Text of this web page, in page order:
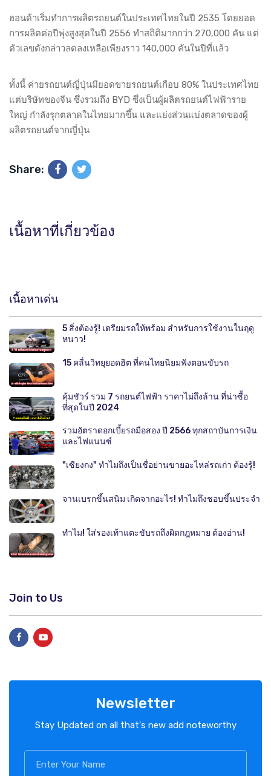
ฮอนด้าเริ่มทำการผลิตรถยนต์ในประเทศไทยในปี 2535 โดยยอด
การผลิตต่อปีพุ่งสูงสุดในปี 2556 ทำสถิติมากกว่า 270,000 คัน แต่
ตัวเลขดังกล่าวลดลงเหลือเพียงราว 140,000 คันในปีที่แล้ว
ทั้งนี้ ค่ายรถยนต์ญี่ปุ่นมียอดขายรถยนต์เกือบ 80% ในประเทศไทย
แต่บริษัทของจีน ซึ่งรวมถึง BYD ซึ่งเป็นผู้ผลิตรถยนต์ไฟฟ้าราย
ใหญ่ กำลังรุกตลาดในไทยมากขึ้น และแย่งส่วนแบ่งตลาดของผู้
ผลิตรถยนต์จากญี่ปุ่น
Share:
เนื้อหาที่เกี่ยวข้อง
เนื้อหาเด่น
5 สิ่งต้องรู้! เตรียมรถให้พร้อม สำหรับการใช้งานในฤดู
หนาว!
15 คลื่นวิทยุยอดฮิต ที่คนไทยนิยมฟังตอนขับรถ
คุ้มชัวร์ รวม 7 รถยนต์ไฟฟ้า ราคาไม่ถึงล้าน ที่น่าซื้อ
ที่สุดในปี 2024
รวมอัตราดอกเบี้ยรถมือสอง ปี 2566 ทุกสถาบันการเงิน
และไฟแนนซ์
"เซียงกง" ทำไมถึงเป็นชื่อย่านขายอะไหล่รถเก่า ต้องรู้!
จานเบรกขึ้นสนิม เกิดจากอะไร! ทำไมถึงชอบขึ้นประจำ
ทำไม! ใส่รองเท้าแตะขับรถถึงผิดกฎหมาย ต้องอ่าน!
Join to Us
Newsletter
Stay Updated on all that's new add noteworthy